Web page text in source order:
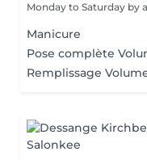
Manicure
Pose complète
Remplissage